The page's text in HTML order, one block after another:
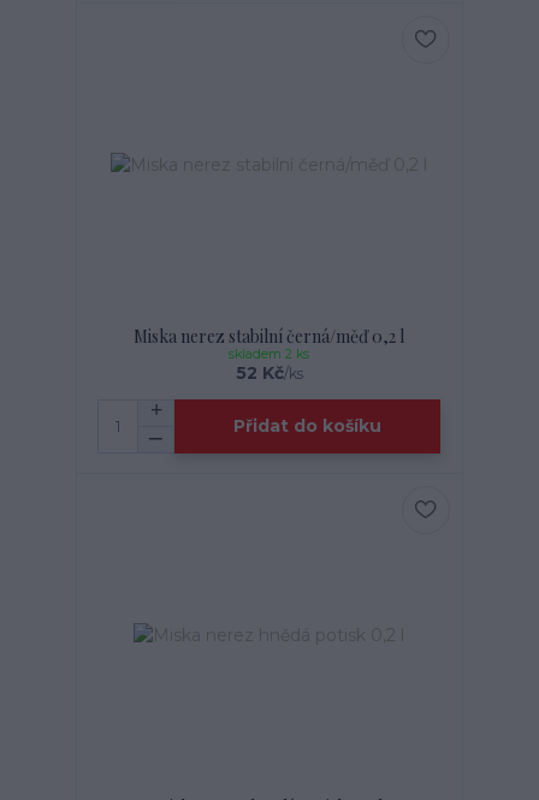
Miska nerez stabilní černá/měď 0,2 l
52 Kč/ks
skladem 2 ks
Přidat do košíku